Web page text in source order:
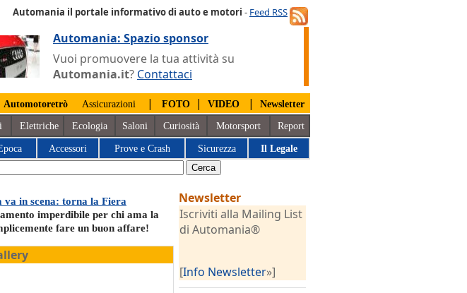
Automania il portale informativo di auto e motori - Feed RSS
Automania: Spazio sponsor
Vuoi promuovere la tua attività su
Automania.it? Contattaci
Automotoretrò Assicurazioni | FOTO | VIDEO | Newsletter
Elettriche Ecologia Saloni Curiosità Motorsport Report
Accessori Prove e Crash Sicurezza Il Legale
va in scena: torna la Fiera
imperdibile per chi ama la
fare un buon affare!
Newsletter
Iscriviti alla Mailing List
di Automania®
[Info Newsletter»]